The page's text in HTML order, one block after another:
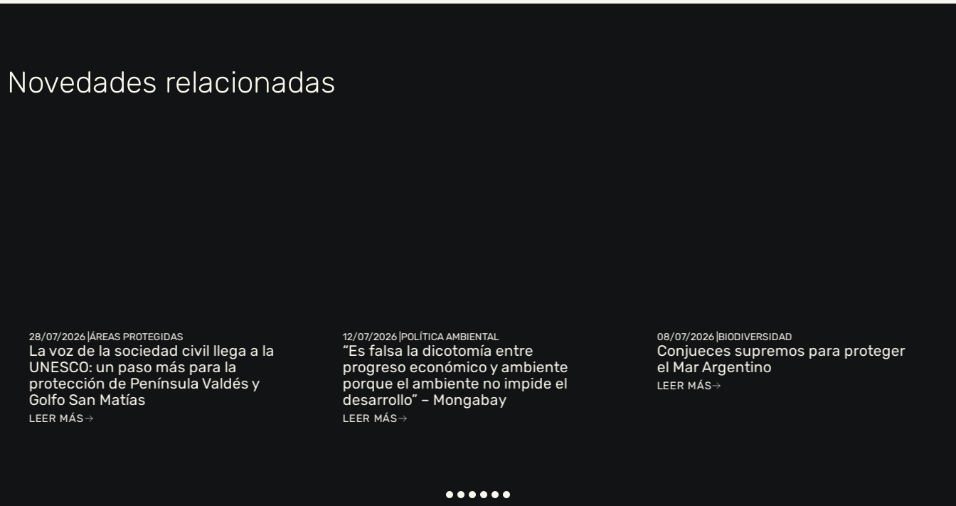
Novedades relacionadas
28/07/2026 |ÁREAS PROTEGIDAS
La voz de la sociedad civil llega a la
UNESCO: un paso más para la
protección de Península Valdés y
Golfo San Matías
LEER MÁS
12/07/2026 | POLÍTICA AMBIENTAL
“Es falsa la dicotomía entre
progreso económico y ambiente
porque el ambiente no impide el
desarrollo” – Mongabay
LEER MÁS
08/07/2026 | BIODIVERSIDAD
Conjueces supremos para proteger
el Mar Argentino
LEER MÁS